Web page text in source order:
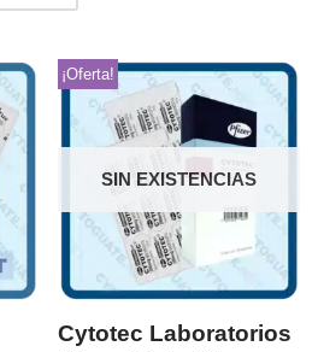
SIN EXISTENCIAS
¡Oferta!
Cytotec Laboratorios